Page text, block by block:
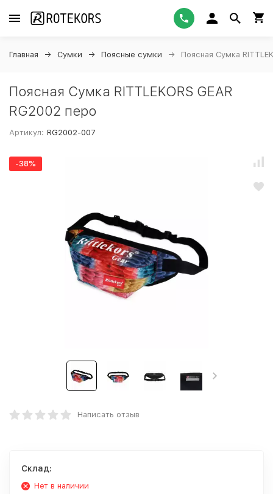
Главная Сумки Поясные сумки Поясная Сумка
Поясная Сумка RITTLEKORS GEAR
RG2002 перо
Артикул: RG2002-007
-38%
Написать отзыв
Склад:
Нет в наличии